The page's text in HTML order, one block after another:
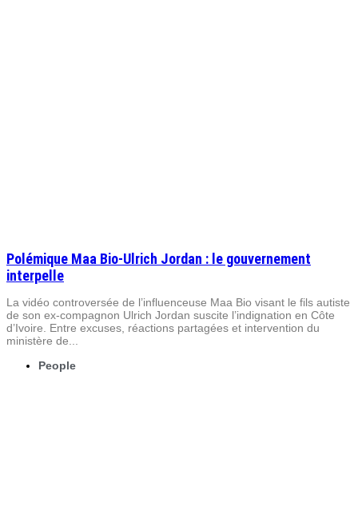
Polémique Maa Bio-Ulrich Jordan : le gouvernement
interpelle
La vidéo controversée de l’influenceuse Maa Bio visant le fils autiste
de son ex-compagnon Ulrich Jordan suscite l’indignation en Côte
d’Ivoire. Entre excuses, réactions partagées et intervention du
ministère de...
People